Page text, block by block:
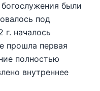
богослужения были
под
г. началось
прошла первая
полностью
внутреннее